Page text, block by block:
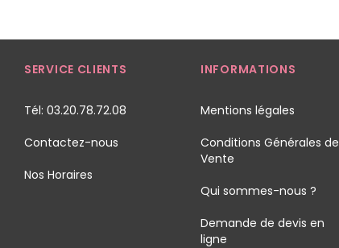
SERVICE CLIENTS
Tél: 03.20.78.72.08
Contactez-nous
Nos Horaires
INFORMATIONS
Mentions légales
Conditions Générales de
Vente
Qui sommes-nous ?
Demande de devis en
ligne